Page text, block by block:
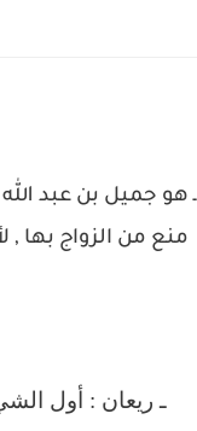
ـ هو جميل بن عبد
منع من الزواج بها
ـ ريعان : أول